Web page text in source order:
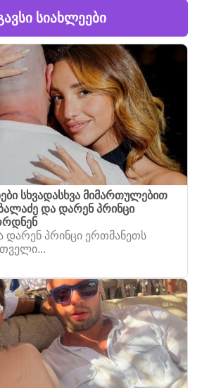
სიახლეები
სხვადასხვა მიმართულებით
და დარენ პრინცი
დარენ პრინცი ერთმანეთს